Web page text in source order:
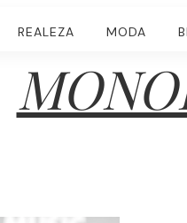
REALEZA MODA